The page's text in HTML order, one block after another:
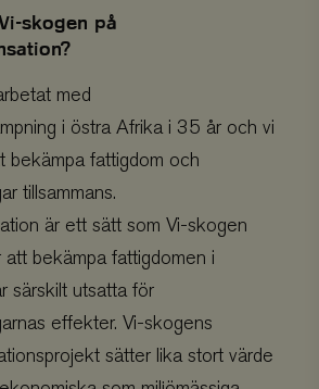
skogen på
med
i östra Afrika i 35 år och vi
bekämpa fattigdom och
tillsammans.
är ett sätt som Vi-skogen
bekämpa fattigdomen i
särskilt utsatta för
effekter. Vi-skogens
sätter lika stort värde